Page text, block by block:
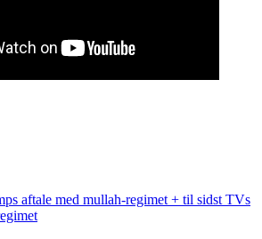
aftale med mullah-regimet + til sidst TVs